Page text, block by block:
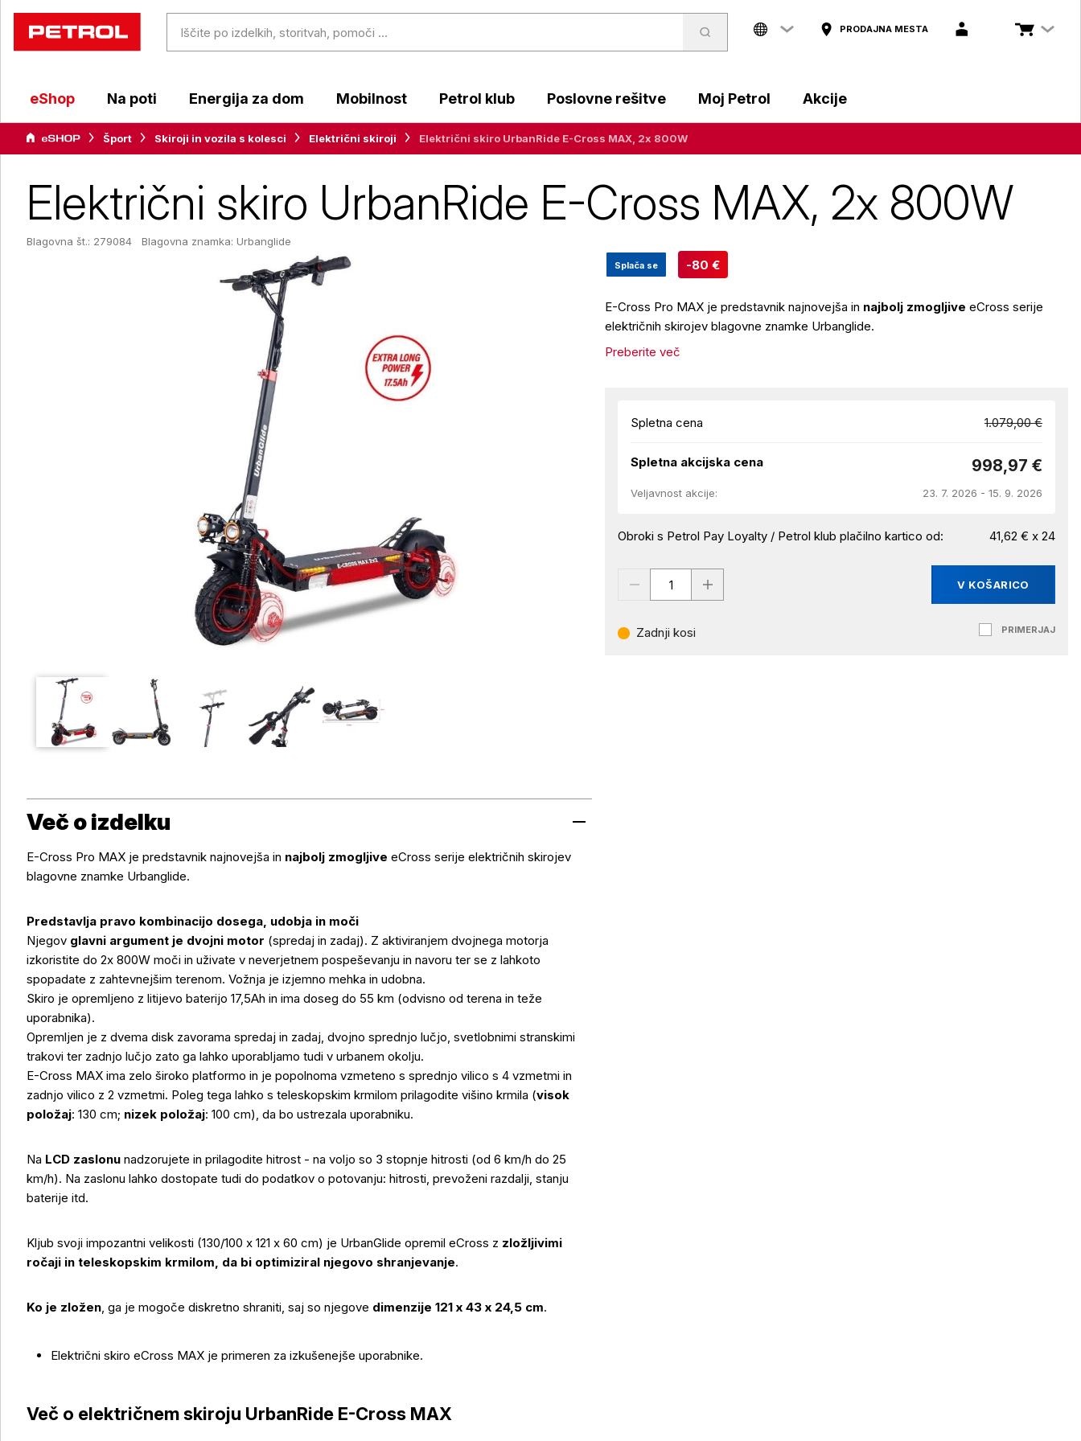
PRODAJNA MESTA
eShop Na poti Energija za dom Mobilnost Petrol klub Poslovne rešitve Moj Petrol Akcije
Šport Skiroji in vozila s kolesci Električni skiroji Električni skiro UrbanRide E-Cross MAX, 2x 800W
Električni skiro UrbanRide E-Cross MAX, 2x 800W
Blagovna št.: 279084 Blagovna znamka: Urbanglide
Splača se -80 €
E-Cross Pro MAX je predstavnik najnovejša in najbolj zmogljive eCross serije
električnih skirojev blagovne znamke Urbanglide.
Preberite več
Spletna cena 1.079,00 €
Spletna akcijska cena 998,97 €
Veljavnost akcije: 23. 7. 2026 - 15. 9. 2026
Obroki s Petrol Pay Loyalty / Petrol klub plačilno kartico od: 41,62 € x 24
V KOŠARICO
Zadnji kosi PRIMERJAJ
Več o izdelku
E-Cross Pro MAX je predstavnik najnovejša in najbolj zmogljive eCross serije električnih skirojev
blagovne znamke Urbanglide.
Predstavlja pravo kombinacijo dosega, udobja in moči
Njegov glavni argument je dvojni motor (spredaj in zadaj). Z aktiviranjem dvojnega motorja
izkoristite do 2x 800W moči in uživate v neverjetnem pospeševanju in navoru ter se z lahkoto
spopadate z zahtevnejšim terenom. Vožnja je izjemno mehka in udobna.
Skiro je opremljeno z litijevo baterijo 17,5Ah in ima doseg do 55 km (odvisno od terena in teže
uporabnika).
Opremljen je z dvema disk zavorama spredaj in zadaj, dvojno sprednjo lučjo, svetlobnimi stranskimi
trakovi ter zadnjo lučjo zato ga lahko uporabljamo tudi v urbanem okolju.
E-Cross MAX ima zelo široko platformo in je popolnoma vzmeteno s sprednjo vilico s 4 vzmetmi in
zadnjo vilico z 2 vzmetmi. Poleg tega lahko s teleskopskim krmilom prilagodite višino krmila (visok
položaj: 130 cm; nizek položaj: 100 cm), da bo ustrezala uporabniku.
Na LCD zaslonu nadzorujete in prilagodite hitrost - na voljo so 3 stopnje hitrosti (od 6 km/h do 25
km/h). Na zaslonu lahko dostopate tudi do podatkov o potovanju: hitrosti, prevoženi razdalji, stanju
baterije itd.
Kljub svoji impozantni velikosti (130/100 x 121 x 60 cm) je UrbanGlide opremil eCross z zložljivimi
ročaji in teleskopskim krmilom, da bi optimiziral njegovo shranjevanje.
Ko je zložen, ga je mogoče diskretno shraniti, saj so njegove dimenzije 121 x 43 x 24,5 cm.
Električni skiro eCross MAX je primeren za izkušenejše uporabnike.
Več o električnem skiroju UrbanRide E-Cross MAX